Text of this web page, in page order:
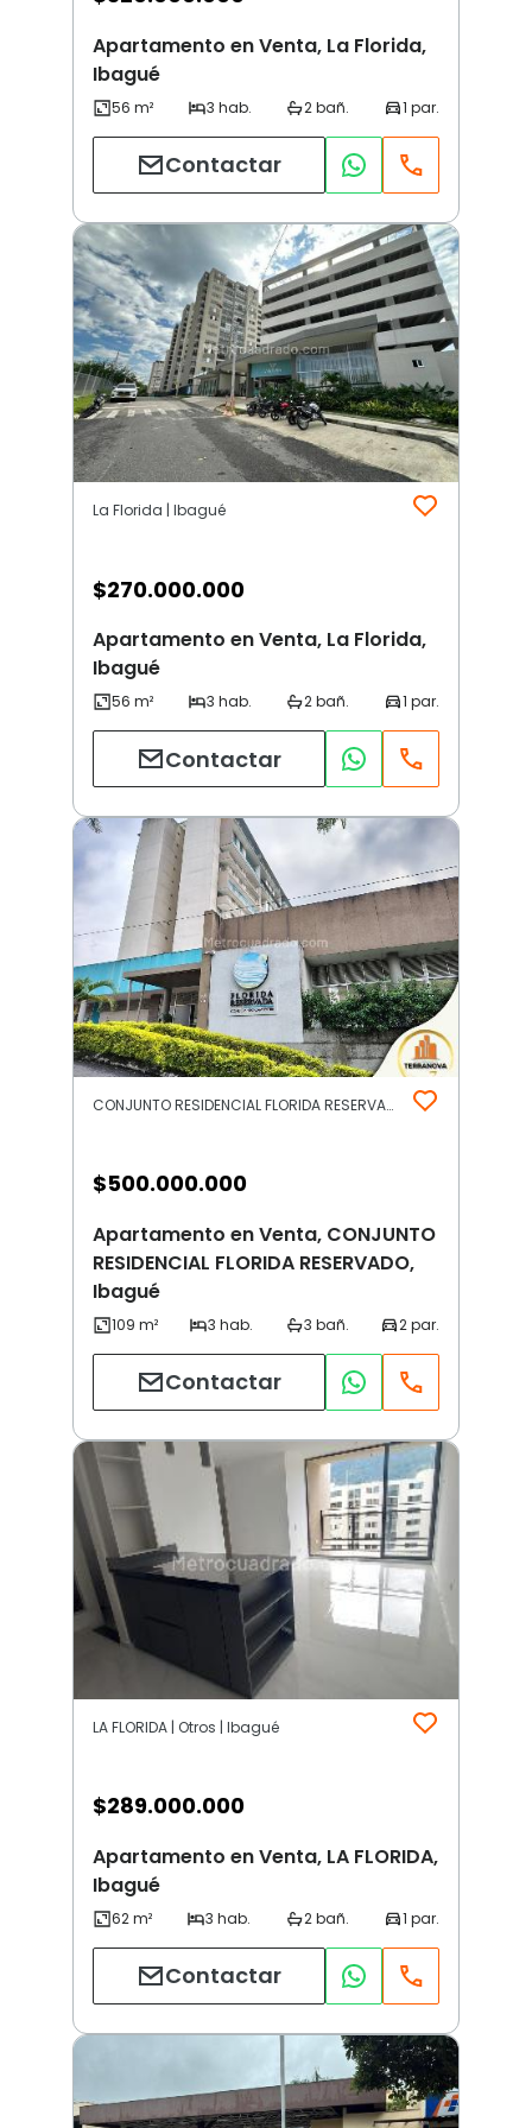
Apartamento en Venta, La Florida,
Ibagué
Contactar
La Florida | Ibagué
$270.000.000
Apartamento en Venta, La Florida,
Ibagué
Contactar
CONJUNTO RESIDENCIAL FLORIDA RESERVADO | Otros | Ibagué
$500.000.000
Apartamento en Venta, CONJUNTO
RESIDENCIAL FLORIDA RESERVADO,
Ibagué
Contactar
LA FLORIDA | Otros | Ibagué
$289.000.000
Apartamento en Venta, LA FLORIDA,
Ibagué
Contactar